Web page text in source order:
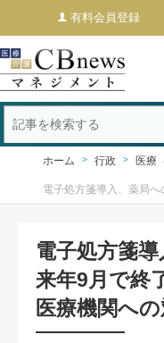
有料会員登録
ホーム 行政 医療
電子処方箋導入、薬局
電子処方箋
来年9月で終
医療機関へ